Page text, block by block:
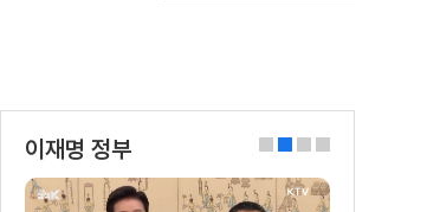
이재명 정부 0
1
2
3